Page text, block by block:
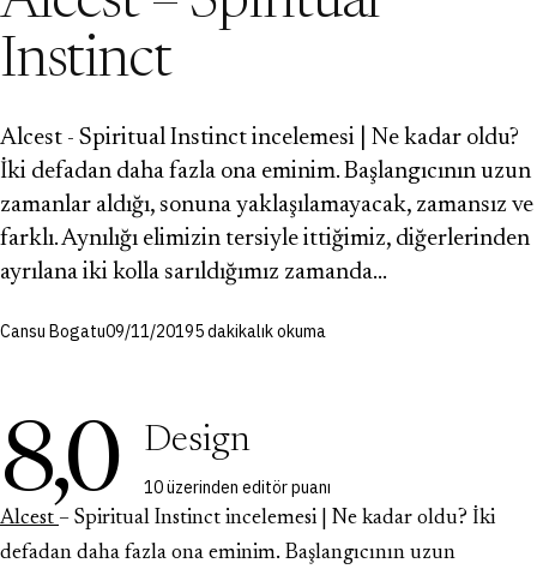
Instinct
Alcest - Spiritual Instinct incelemesi | Ne kadar oldu?
İki defadan daha fazla ona eminim. Başlangıcının uzun
zamanlar aldığı, sonuna yaklaşılamayacak, zamansız ve
farklı. Aynılığı elimizin tersiyle ittiğimiz, diğerlerinden
ayrılana iki kolla sarıldığımız zamanda…
Cansu Bogatu09/11/20195 dakikalık okuma
8,0 Design
10 üzerinden editör puanı
Alcest – Spiritual Instinct incelemesi | Ne kadar oldu? İki
defadan daha fazla ona eminim. Başlangıcının uzun